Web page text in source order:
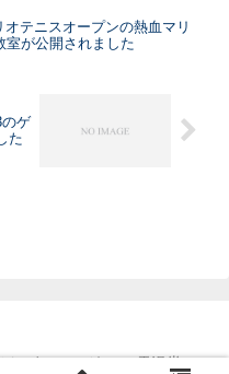
オテニスオープンの熱血マリ
室が公開されました
ゲ
た
ゲームログ with 電漫堂 All